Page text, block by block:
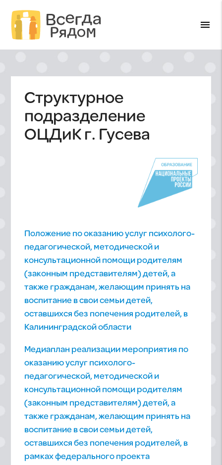
menu
Структурное
подразделение
ОЦДиК г. Гусева
Положение по оказанию услуг психолого-
педагогической, методической и
консультационной помощи родителям
(законным представителям) детей, а
также гражданам, желающим принять на
воспитание в свои семьи детей,
оставшихся без попечения родителей, в
Калининградской области
Медиаплан реализации мероприятия по
оказанию услуг психолого-
педагогической, методической и
консультационной помощи родителям
(законным представителям) детей, а
также гражданам, желающим принять на
воспитание в свои семьи детей,
оставшихся без попечения родителей, в
рамках федерального проекта